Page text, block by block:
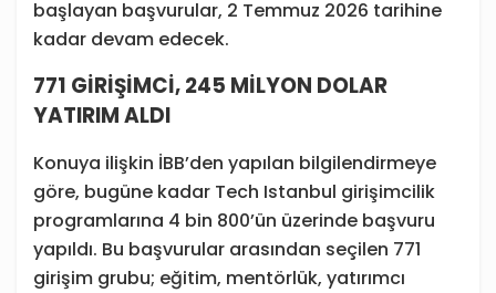
başlayan başvurular, 2 Temmuz 2026 tarihine
kadar devam edecek.
771 GİRİŞİMCİ, 245 MİLYON DOLAR
YATIRIM ALDI
Konuya ilişkin İBB’den yapılan bilgilendirmeye
göre, bugüne kadar Tech Istanbul girişimcilik
programlarına 4 bin 800’ün üzerinde başvuru
yapıldı. Bu başvurular arasından seçilen 771
girişim grubu; eğitim, mentörlük, yatırımcı